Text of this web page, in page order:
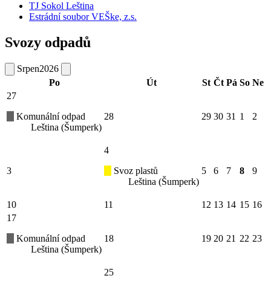
TJ Sokol Leština
Estrádní soubor VEŠke, z.s.
Svozy odpadů
Srpen2026
Po
Út St Čt Pá So Ne
27
Komunální odpad
Leština (Šumperk)
28 29 30 31 1 2
3
4
Svoz plastů
Leština (Šumperk)
5 6 7 8 9
10 11 12 13 14 15 16
17
Komunální odpad
Leština (Šumperk)
18 19 20 21 22 23
25